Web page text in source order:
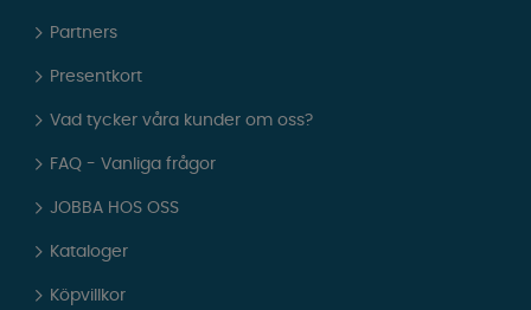
Partners
Presentkort
Vad tycker våra kunder om oss?
FAQ - Vanliga frågor
JOBBA HOS OSS
Kataloger
Köpvillkor